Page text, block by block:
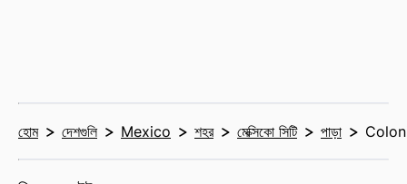
হোম দেশগুলি Mexico শহর মেক্সিকো সিটি পাড়া